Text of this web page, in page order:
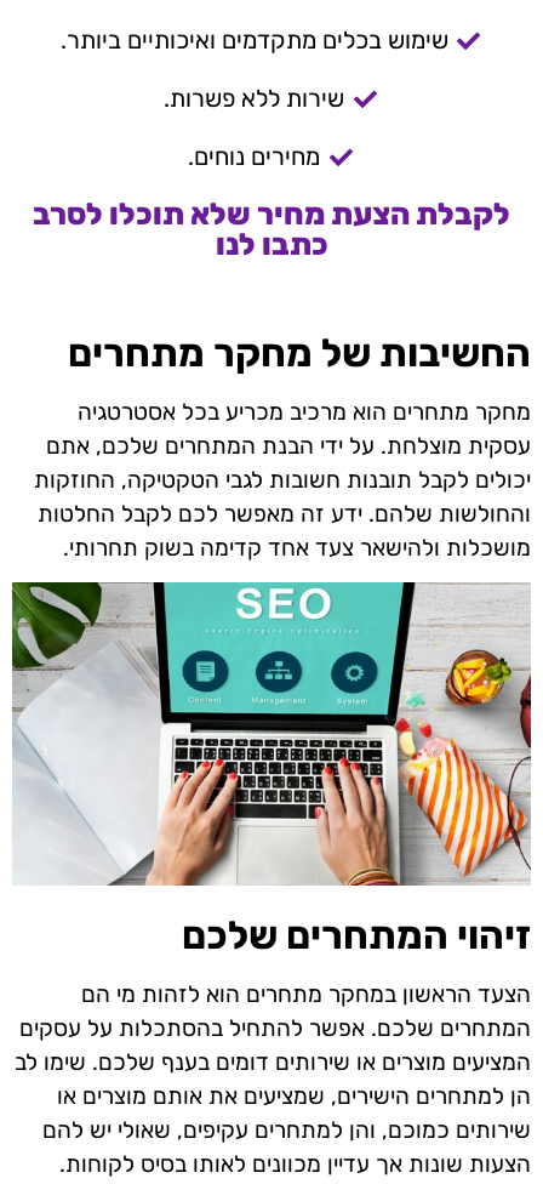
שימוש בכלים מתקדמים ואיכותיים ביותר.
שירות ללא פשרות.
מחירים נוחים.
לקבלת הצעת מחיר שלא תוכלו לסרב
כתבו לנו
החשיבות של מחקר מתחרים
מחקר מתחרים הוא מרכיב מכריע בכל אסטרטגיה
עסקית מוצלחת. על ידי הבנת המתחרים שלכם, אתם
יכולים לקבל תובנות חשובות לגבי הטקטיקה, החוזקות
והחולשות שלהם. ידע זה מאפשר לכם לקבל החלטות
מושכלות ולהישאר צעד אחד קדימה בשוק תחרותי.
זיהוי המתחרים שלכם
הצעד הראשון במחקר מתחרים הוא לזהות מי הם
המתחרים שלכם. אפשר להתחיל בהסתכלות על עסקים
המציעים מוצרים או שירותים דומים בענף שלכם. שימו לב
הן למתחרים הישירים, שמציעים את אותם מוצרים או
שירותים כמוכם, והן למתחרים עקיפים, שאולי יש להם
הצעות שונות אך עדיין מכוונים לאותו בסיס לקוחות.